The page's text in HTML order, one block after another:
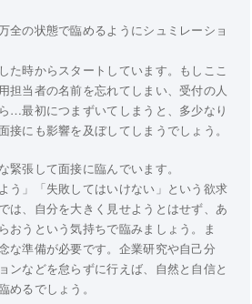
全の状態で臨めるようにシュミレーショ
た時からスタートしています。もしここ
担当者の名前を忘れてしまい、受付の人
…最初につまずいてしまうと、多少なり
接にも影響を及ぼしてしまうでしょう。
緊張して面接に臨んでいます。
う」「失敗してはいけない」という欲求
は、自分を大きく見せようとはせず、あ
おうという気持ちで臨みましょう。ま
な準備が必要です。企業研究や自己分
ンなどを怠らずに行えば、自然と自信と
めるでしょう。